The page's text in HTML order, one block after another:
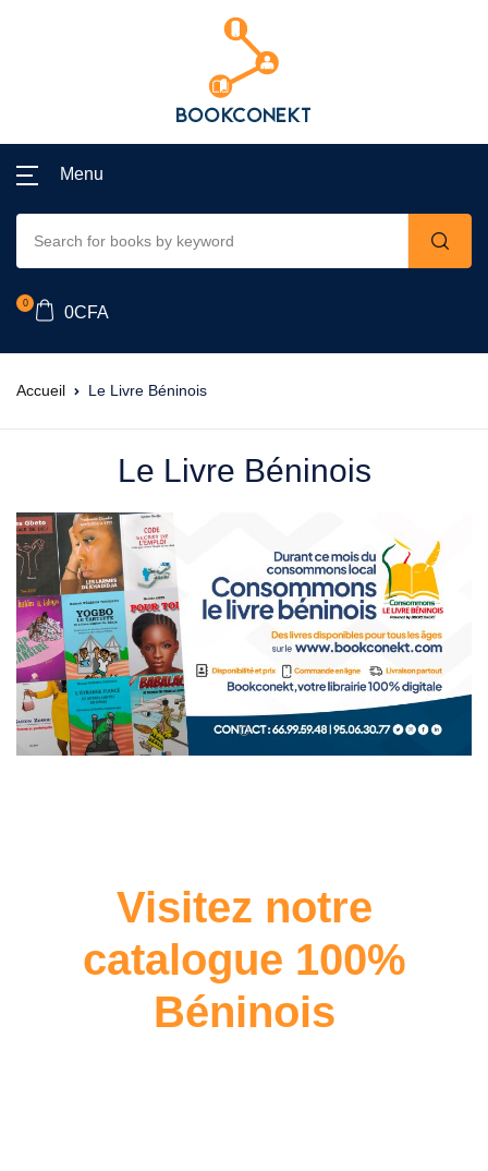
Menu
0
0CFA
Accueil Le Livre Béninois
Le Livre Béninois
Visitez notre
catalogue 100%
Béninois